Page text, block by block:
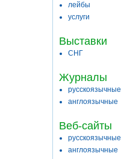
лейбы
услуги
Выставки
СНГ
Журналы
русскоязычные
англоязычные
Веб-сайты
русскоязычные
англоязычные